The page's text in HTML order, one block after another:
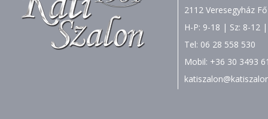
2112 Veresegyház
H-P: 9-18 | Sz: 8-12 |
Tel: 06 28 558 530
Mobil: +36 30 3493